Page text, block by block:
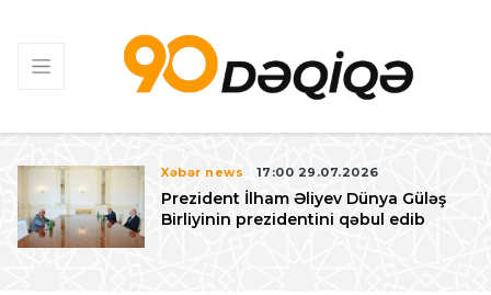
Xəbər news 17:00 29.07.2026
Prezident İlham Əliyev Dünya Güləş
Birliyinin prezidentini qəbul edib